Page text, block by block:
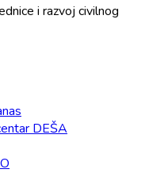
i razvoj civilnog
DEŠA